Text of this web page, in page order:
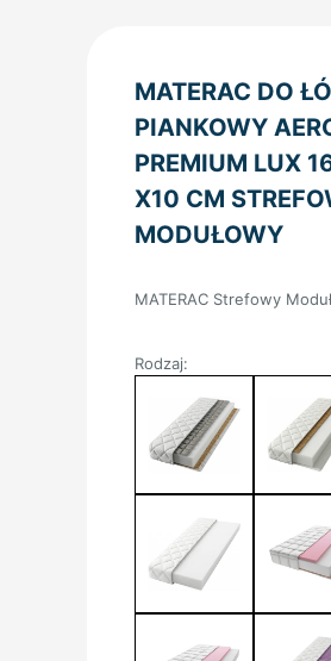
MATERAC DO
PIANKOWY
PREMIUM LUX
X10 CM
MODUŁOWY
MATERAC Strefowy
Rodzaj: